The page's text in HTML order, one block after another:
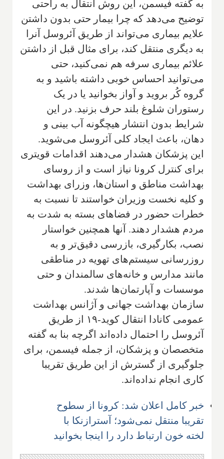
به گفته فیسمن، این روش انتقال به راحتی
توضیح می‌دهد که چرا بیمار حتی بدون داشتن
علایم بیماری می‌تواند از طریق آئروسل آنرا
به دیگری منتقل کند، برای مثال قبل از داشتن
علائم بیماری سرفه هم نمی‌کنید، حتی
می‌توانید احساس خوبی داشته باشید و به
گروه کُر بروید و آواز بخوانید یا در یک
رستوران شلوغ بلند حرف بزنید. در این
شرایط بدون انتشار هیچگونه آب بینی و
دهان، باعث ایجاد کلی آئروسل می‌شوید.
این پزشکان هشدار می‌دهند اقدامات قویتری
برای کنترل کرونا نیاز است و از روسای
بهداشت مناطق و استان‌ها، وزرای بهداشت
و کلیه نخست وزیران خواستند تا نسبت به
خطرات حضور در فضاهای بسته به شدت به
مردم هشدار دهند. آنها همچنین خواستار
نصب، بکارگیری، بازرسی دقیق‌تر و به
روزرسانی سیستم‌های تهویه در مناطقی
مانند مدارس و خانه‌های سالمندان و حتی
موسسات و آپارتمان‌ها شدند.
سازمان بهداشت جهانی و آژانس بهداشت
عمومی کانادا انتقال کوید-۱۹ از طریق
آئروسل را احتمال داده‌اند اگرچه بنا به گفته
متخصصان و پزشکان، از جمله فیسمن، برای
جلوگیری از گسترش از این طریق تقریبا
کاری انجام نداده‌اند.
خبر کامل اعلان شد: کرونا از سطوح
تقریبا منتقل نمی‌شود؛ آسترازنکا با
لخته خون ارتباط دارد را اینجا بخوانید